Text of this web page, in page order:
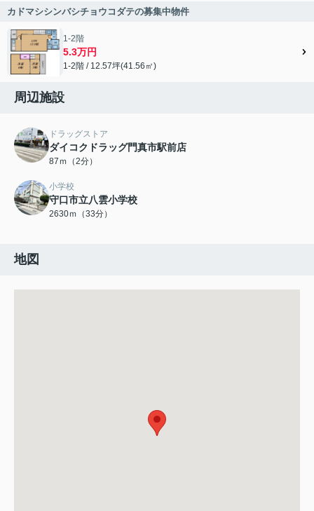
カドマシシンバシチョウコダテの募集中物件
1-2階
5.3万円
1-2階 / 12.57坪(41.56㎡)
周辺施設
ドラッグストア
ダイコクドラッグ門真市駅前店
87ｍ（2分）
小学校
守口市立八雲小学校
2630ｍ（33分）
地図